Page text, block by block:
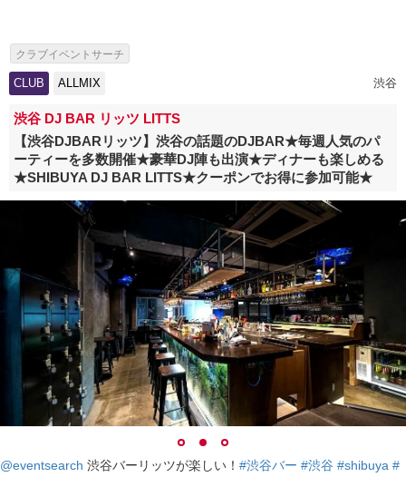
クラブイベントサーチ
CLUB ALLMIX 渋谷
渋谷 DJ BAR リッツ LITTS
【渋谷DJBARリッツ】渋谷の話題のDJBAR★毎週人気のパ
ーティーを多数開催★豪華DJ陣も出演★ディナーも楽しめる
★SHIBUYA DJ BAR LITTS★クーポンでお得に参加可能★
@eventsearch 渋谷バーリッツが楽しい！ #渋谷バー #渋谷 #shibuya #